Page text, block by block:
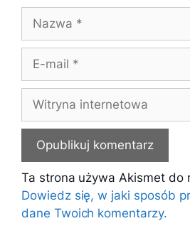
Nazwa
Witryna
internetowa
Ta strona używa Akismet do
Dowiedz się, w jaki sposób
dane Twoich komentarzy.